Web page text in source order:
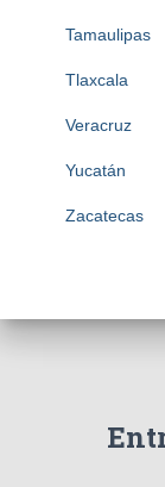
Tamaulipas
Tlaxcala
Veracruz
Yucatán
Zacatecas